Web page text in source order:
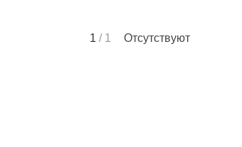
1 / 1 Отсутствуют